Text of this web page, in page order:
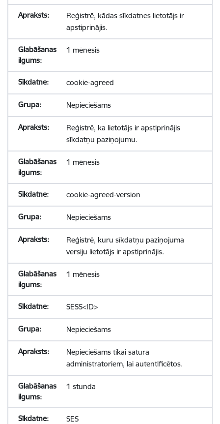
Reģistrē, kādas sīkdatnes lietotājs ir
apstiprinājis.
1 mēnesis
cookie-agreed
Nepieciešams
Reģistrē, ka lietotājs ir apstiprinājis
sīkdatņu paziņojumu.
1 mēnesis
cookie-agreed-version
Nepieciešams
Reģistrē, kuru sīkdatņu paziņojuma
versiju lietotājs ir apstiprinājis.
1 mēnesis
SESS<ID>
Nepieciešams
Nepieciešams tikai satura
administratoriem, lai autentificētos.
1 stunda
SES